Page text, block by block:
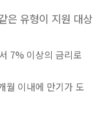
은 유형이 지원 대상
7% 이상의 금리로
월 이내에 만기가 도